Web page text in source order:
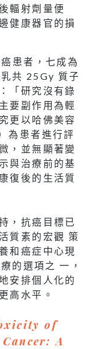
輻射劑量便
健康器官的損
患者，七成為
共 25Gy 質子
「研究沒有錄
要副作用為輕
更以哈佛美容
為患者進行評
，並無顯著變
與治療前的基
復後的生活質
，抗癌目標已
質素的宏觀 策
和癌症中心現
的選項之 一，
安排個人化的
高水平。
of
A